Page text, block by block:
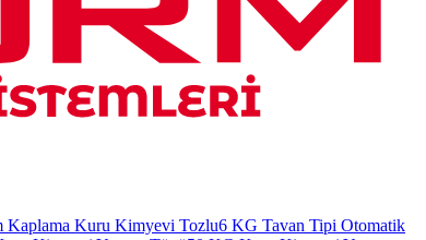
Kaplama Kuru Kimyevi Tozlu6 KG Tavan Tipi Otomatik